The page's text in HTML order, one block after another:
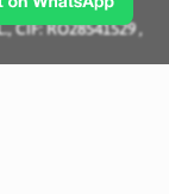
CIF: RO28541529 ,